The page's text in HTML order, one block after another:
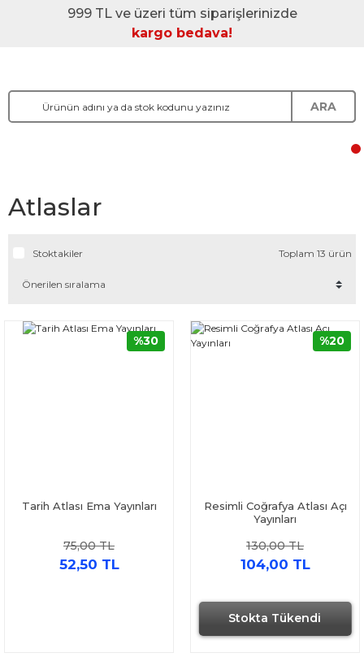
999 TL ve üzeri tüm siparişlerinizde
kargo bedava!
ARA
Atlaslar
Stoktakiler Toplam 13 ürün
Tarih Atlası Ema Yayınları
75,00 TL
52,50 TL
%30
Stokta Tükendi
Resimli Coğrafya Atlası Açı
Yayınları
130,00 TL
104,00 TL
%20